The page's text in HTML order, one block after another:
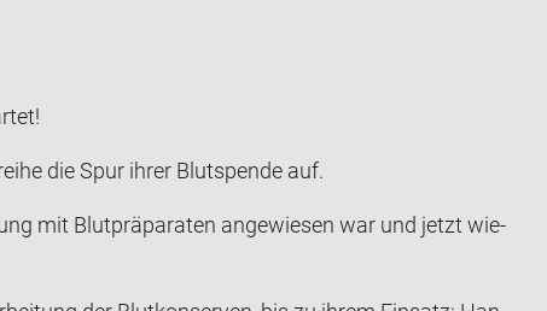
die Spur ihrer Blut­spen­de auf.
mit Blut­prä­pa­ra­ten an­ge­wie­sen war und jetzt wie­